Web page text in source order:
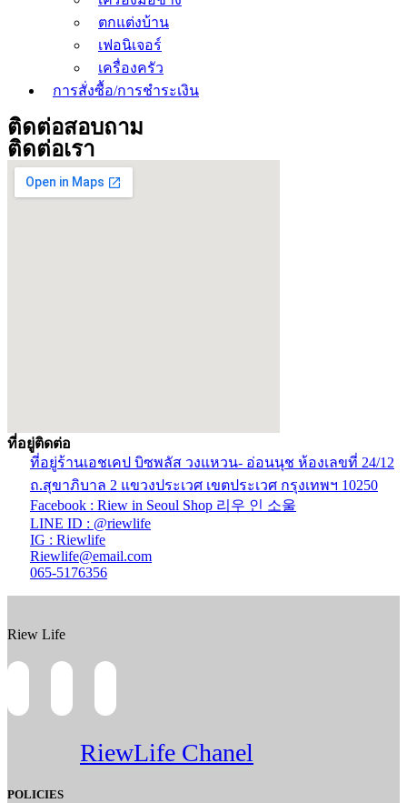
ตกแต่งบ้าน
เฟอนิเจอร์
เครื่องครัว
การสั่งซื้อ/การชำระเงิน
ติดต่อสอบถาม
ติดต่อเรา
ที่อยู่ติดต่อ
ที่อยู่ร้านเอชเคป บิซพลัส วงแหวน- อ่อนนุช ห้องเลขที่ 24/12
ถ.สุขาภิบาล 2 แขวงประเวศ เขตประเวศ กรุงเทพฯ 10250
Facebook : Riew in Seoul Shop 리우 인 소울
LINE ID : @riewlife
IG : Riewlife
Riewlife@email.com
065-5176356
Riew Life
RiewLife Chanel
POLICIES